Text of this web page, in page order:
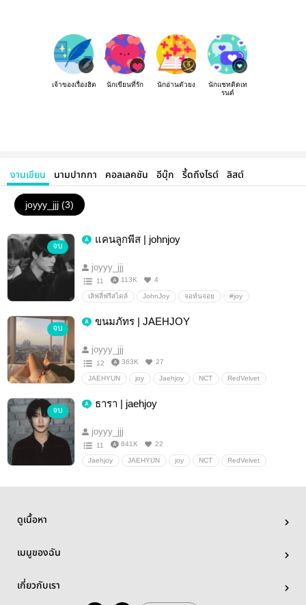
เจ้าของเรื่องฮิต นักเขียนที่รัก นักอ่านตัวยง
นักแชทติดเท
รนด์
งานเขียน นามปากกา คอลเลคชัน อีบุ๊ก รี้ดถึงไรต์ ลิสต์
joyyy_jjj (3)
จบ
แคนลูกพีส | johnjoy
joyyy_jjj
11 113K 4
เลิฟลี่ฟรีสไตล์ JohnJoy จอห์นจอย #joy
จบ
ขนมภัทร | JAEHJOY
joyyy_jjj
12 363K 27
JAEHYUN joy Jaehjoy NCT RedVelvet
จบ
ธารา | jaehjoy
joyyy_jjj
11 841K 22
Jaehjoy JAEHYUN joy NCT RedVelvet
ดูเนื้อหา
เมนูของฉัน
เกี่ยวกับเรา